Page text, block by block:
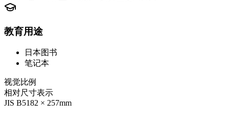
教育用途
日本图书
笔记本
视觉比例
相对尺寸表示
JIS B5182 × 257mm